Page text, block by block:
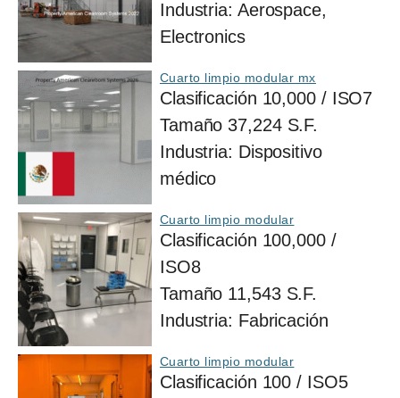
Industria: Aerospace,
Electronics
Cuarto limpio modular mx
Clasificación 10,000 / ISO7
Tamaño 37,224 S.F.
Industria: Dispositivo
médico
Cuarto limpio modular
Clasificación 100,000 /
ISO8
Tamaño 11,543 S.F.
Industria: Fabricación
Cuarto limpio modular
Clasificación 100 / ISO5